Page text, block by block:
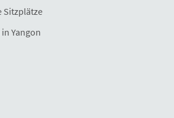
Sitzplätze
Yangon